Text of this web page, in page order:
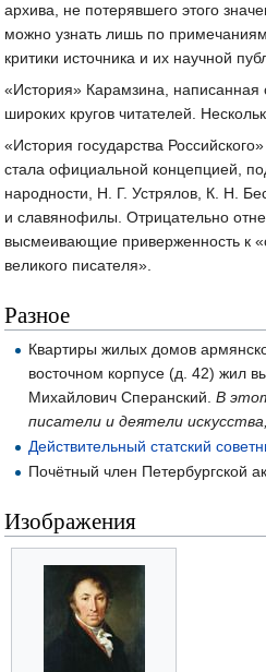
архива, не потерявшего этого
можно узнать лишь по
критики источника и их научной
«История» Карамзина,
широких кругов читателей.
«История государства
стала официальной концепцией,
народности, Н. Г. Устрялов, К. Н.
и славянофилы. Отрицательно
высмеивающие приверженность к
великого писателя».
Разное
Квартиры жилых домов
восточном корпусе (д. 42) жил
Михайлович Сперанский.В
писатели и деятели
Действительный статский
Почётный член Петербургской
Изображения